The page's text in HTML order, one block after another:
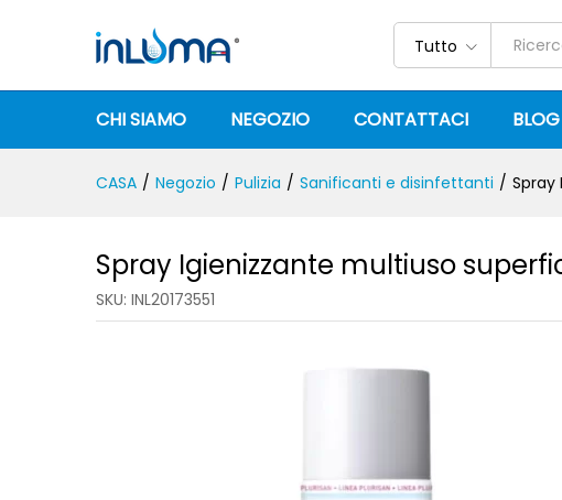
Tutto
CHI SIAMO NEGOZIO CONTATTACI BLOG
CASA / Negozio / Pulizia / Sanificanti e disinfettanti /
Spray Igienizzante multiuso
SKU: INL20173551
Descrizione